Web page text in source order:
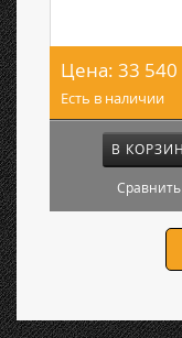
Цена: 33 540
Есть в наличии
В
Сравнить